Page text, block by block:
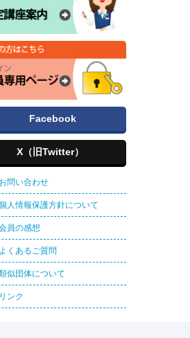
Facebook
X（旧Twitter）
お問い合わせ
人情報保護方針について
員の感想
よくあるご質問
似団体について
リンク